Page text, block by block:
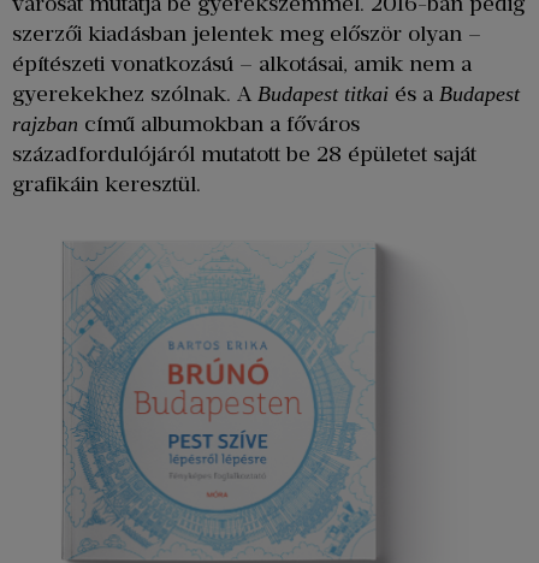
szerzői kiadásban jelentek meg először olyan –
építészeti vonatkozású – alkotásai, amik nem a
gyerekekhez szólnak. A Budapest titkai és a Budapest
rajzban című albumokban a főváros
századfordulójáról mutatott be 28 épületet saját
grafikáin keresztül.